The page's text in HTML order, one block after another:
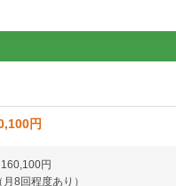
円
円
8回程度あり）